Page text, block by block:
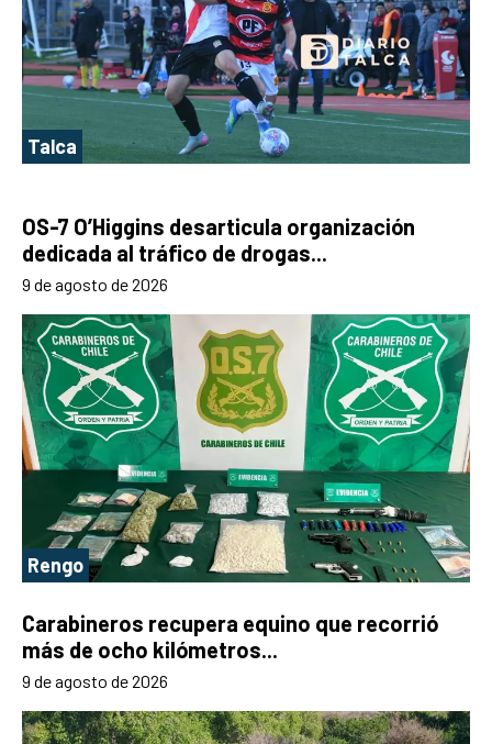
Talca
OS-7 O’Higgins desarticula organización
dedicada al tráfico de drogas...
9 de agosto de 2026
Rengo
Carabineros recupera equino que recorrió
más de ocho kilómetros...
9 de agosto de 2026